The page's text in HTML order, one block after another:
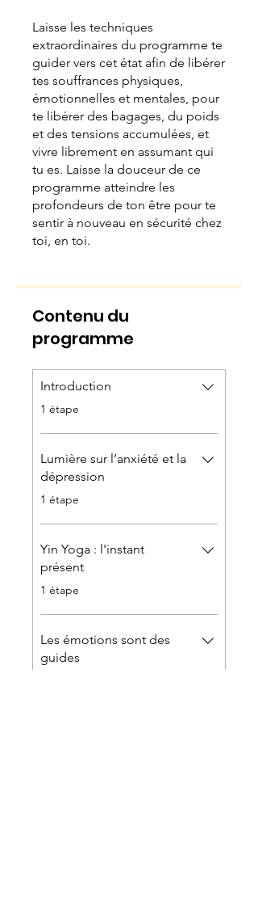
Laisse les techniques
extraordinaires du programme te
guider vers cet état afin de libérer
tes souffrances physiques,
émotionnelles et mentales, pour
te libérer des bagages, du poids
et des tensions accumulées, et
vivre librement en assumant qui
tu es. Laisse la douceur de ce
programme atteindre les
profondeurs de ton être pour te
sentir à nouveau en sécurité chez
toi, en toi.
Contenu du
programme
Introduction
.1 étape
Lumière sur l’anxiété et la
dépression
.1 étape
Yin Yoga : l'instant
présent
.1 étape
Les émotions sont des
guides